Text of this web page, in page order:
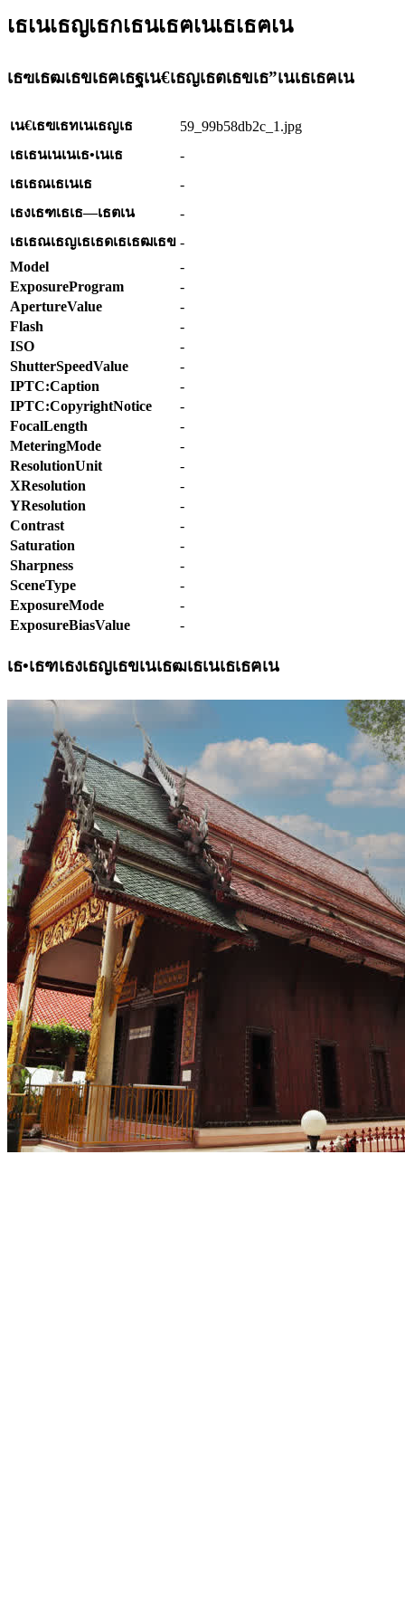
เธเนเธญเธกเธนเธฅเนเธเธฅเน
เธฃเธฒเธขเธฅเธฐเน€เธญเธตเธขเธ”เนเธเธฅเน
เน€เธฃเธทเนเธญเธ
59_99b58db2c_1.jpg
เธเธนเนเนเธ•เนเธ
-
เธเธณเธเนเธ
-
เธงเธฑเธเธ—เธตเน
-
เธเธณเธญเธเธดเธเธฒเธข -
Model
-
ExposureProgram
-
ApertureValue
-
Flash
-
ISO
-
ShutterSpeedValue
-
IPTC:Caption
-
IPTC:CopyrightNotice
-
FocalLength
-
MeteringMode
-
ResolutionUnit
-
XResolution
-
YResolution
-
Contrast
-
Saturation
-
Sharpness
-
SceneType
-
ExposureMode
-
ExposureBiasValue
-
เธ•เธฑเธงเธญเธขเนเธฒเธเนเธเธฅเน